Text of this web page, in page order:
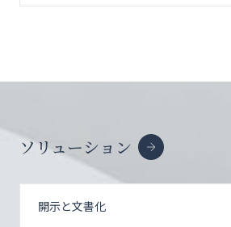
ソリューション
開示と文書化